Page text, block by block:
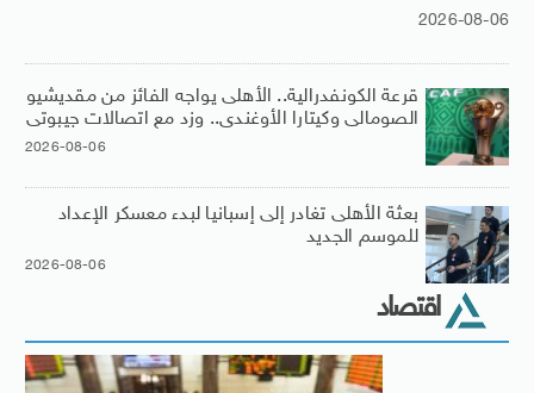
2026-08-06
قرعة الكونفدرالية.. الأهلى يواجه الفائز من مقديشيو
الصومالى وكيتارا الأوغندى.. وزد مع اتصالات جيبوتى
2026-08-06
بعثة الأهلى تغادر إلى إسبانيا لبدء معسكر الإعداد
للموسم الجديد
2026-08-06
اقتصاد